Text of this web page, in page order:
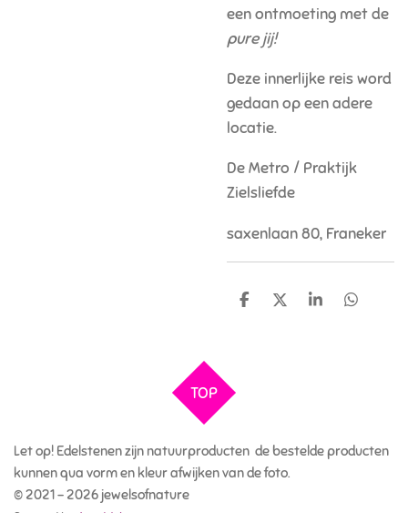
een ontmoeting met de
pure jij!
Deze innerlijke reis word
gedaan op een adere
locatie.
De Metro / Praktijk
Zielsliefde
saxenlaan 80, Franeker
D
D
S
D
TOP
Let op! Edelstenen zijn natuurproducten de bestelde producten
kunnen qua vorm en kleur afwijken van de foto.
© 2021 - 2026 jewelsofnature